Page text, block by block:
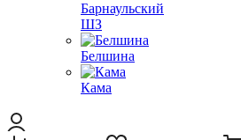
Барнаульский
ШЗ
Белшина
Кама